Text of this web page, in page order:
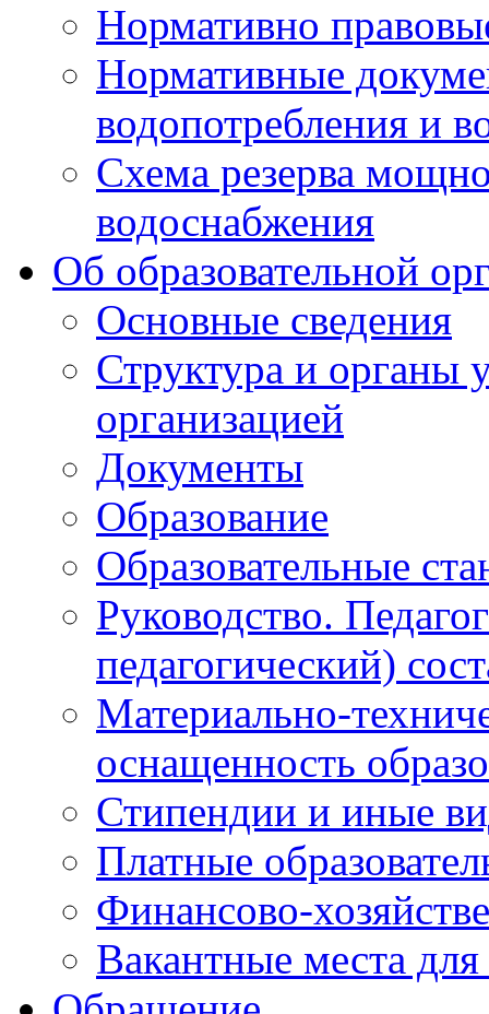
Нормативно
Нормативные
водопотребления и
Схема резерва
водоснабжения
Об образовательной
Основные сведения
Структура и органы
организацией
Документы
Образование
Образовательные
Руководство.
педагогический)
Материально-
оснащенность
Стипендии и иные
Платные
Финансово-
Вакантные места